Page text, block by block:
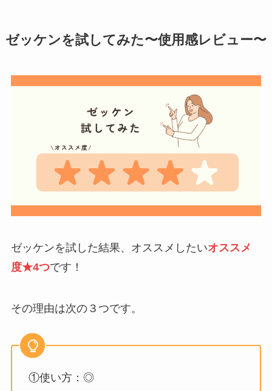
ゼッケンを試してみた〜使用感レビュー〜
ゼッケンを試した結果、オススメしたいオススメ
度★4つです！
その理由は次の３つです。
①使い方：◎